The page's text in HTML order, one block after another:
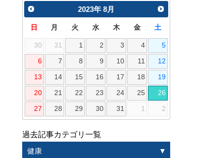
2023年 8月
日 月 火 水 木 金 土
30 31 1 2 3 4 5
6 7 8 9 10 11 12
13 14 15 16 17 18 19
20 21 22 23 24 25 26
27 28 29 30 31 1 2
過去記事カテゴリ一覧
健康